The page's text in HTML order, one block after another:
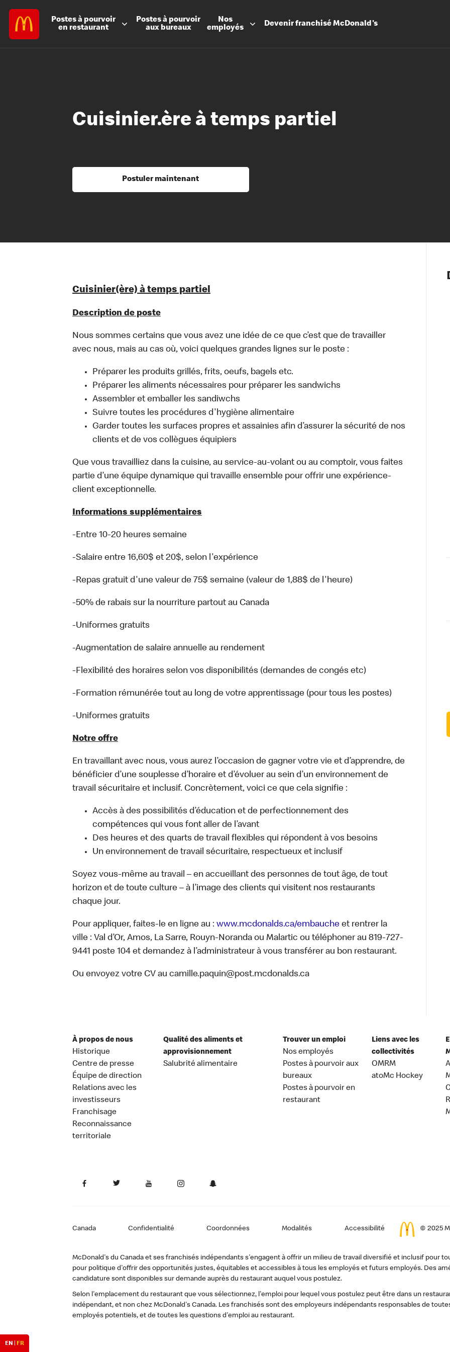
Postes à pourvoir
en restaurant
Postes à pourvoir
aux bureaux
Nos
employés
DevenirfranchiséMcDonald's
Les
Notre
Nos
Santé et
Cuisinier.ère à temps partiel
Postuler maintenant
Cuisinier(ère) à temps partiel
Description de poste
Nous sommes certains que vous avez une idée de ce que c’est que de travailler
avec nous, mais au cas où, voici quelques grandes lignes sur le poste :
Préparer les produits grillés, frits, oeufs, bagels etc.
Préparer les aliments nécessaires pour préparer les sandwichs
Assembler et emballer les sandiwchs
Suivre toutes les procédures d'hygiène alimentaire
Garder toutes les surfaces propres et assainies afin d’assurer la sécurité de nos
clients et de vos collègues équipiers
Que vous travailliez dans la cuisine, au service-au-volant ou au comptoir, vous faites
partie d’une équipe dynamique qui travaille ensemble pour offrir une expérience-
client exceptionnelle.
Informations supplémentaires
-Entre 10-20 heures semaine
-Salaire entre 16,60$ et 20$, selon l'expérience
-Repas gratuit d'une valeur de 75$ semaine (valeur de 1,88$ de l'heure)
-50% de rabais sur la nourriture partout au Canada
-Uniformes gratuits
-Augmentation de salaire annuelle au rendement
-Flexibilité des horaires selon vos disponibilités (demandes de congés etc)
-Formation rémunérée tout au long de votre apprentissage (pour tous les postes)
-Uniformes gratuits
Notre offre
En travaillant avec nous, vous aurez l’occasion de gagner votre vie et d’apprendre, de
bénéficier d’une souplesse d’horaire et d’évoluer au sein d’un environnement de
travail sécuritaire et inclusif. Concrètement, voici ce que cela signifie :
Accès à des possibilités d’éducation et de perfectionnement des
compétences qui vous font aller de l’avant
Des heures et des quarts de travail flexibles qui répondent à vos besoins
Un environnement de travail sécuritaire, respectueux et inclusif
Soyez vous-même au travail – en accueillant des personnes de tout âge, de tout
horizon et de toute culture – à l’image des clients qui visitent nos restaurants
chaque jour.
Pour appliquer, faites-le en ligne au : www.mcdonalds.ca/embauche et rentrer la
ville : Val d’Or, Amos, La Sarre, Rouyn-Noranda ou Malartic ou téléphoner au 819-727-
9441 poste 104 et demandez à l’administrateur à vous transférer au bon restaurant.
Ou envoyez votre CV au camille.paquin@post.mcdonalds.ca
À propos de nous
Historique
Centre de presse
Équipe de direction
Relations avec les
investisseurs
Franchisage
Reconnaissance
territoriale
Qualité des aliments et
approvisionnement
Salubrité alimentaire
Trouver un emploi
Nos employés
Postes à pourvoir aux
bureaux
Postes à pourvoir en
restaurant
Liens avec les
collectivités
OMRM
atoMc Hockey
Canada Confidentialité Coordonnées Modalités Accessibilité © 2025
McDonald's du Canada et ses franchisés indépendants s'engagent à offrir un milieu de travail diversifié et inclusif pour
pour politique d'offrir des opportunités justes, équitables et accessibles à tous les employés et futurs employés. Des
candidature sont disponibles sur demande auprès du restaurant auquel vous postulez.
Selon l'emplacement du restaurant que vous sélectionnez, l'emploi pour lequel vous postulez peut être dans un
indépendant, et non chez McDonald's Canada. Les franchisés sont des employeurs indépendants responsables de
employés potentiels, et de toutes les questions d'emploi au restaurant.
EN FR